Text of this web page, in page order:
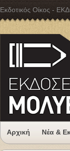
Εκδοτικός Οίκος -
Αρχική Νέα &